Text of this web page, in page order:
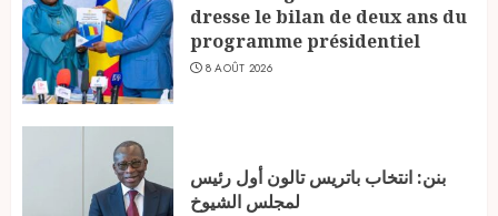
dresse le bilan de deux ans du
programme présidentiel
8 AOÛT 2026
بنن: انتخاب باتريس تالون أول رئيس
لمجلس الشيوخ